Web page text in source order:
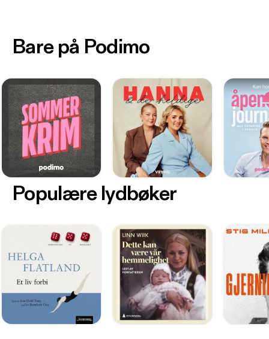
Bare på Podimo
Populære lydbøker